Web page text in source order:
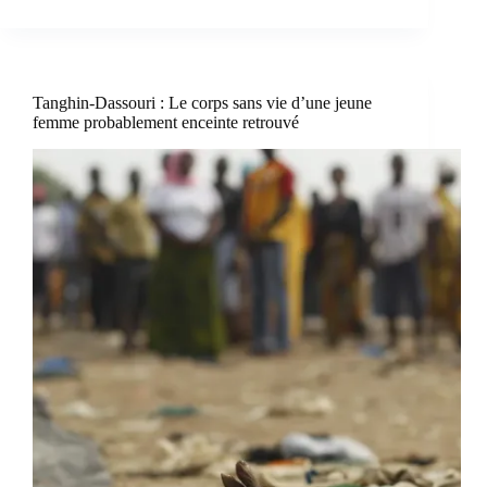
Tanghin-Dassouri : Le corps sans vie d’une jeune
femme probablement enceinte retrouvé